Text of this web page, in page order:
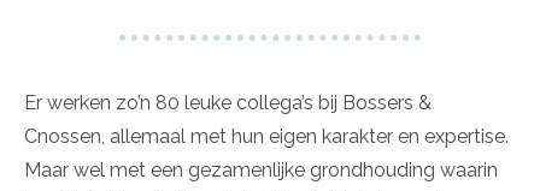
Er werken zo’n 80 leuke collega’s bij Bossers &
Cnossen, allemaal met hun eigen karakter en expertise.
Maar wel met een gezamenlijke grondhouding waarin